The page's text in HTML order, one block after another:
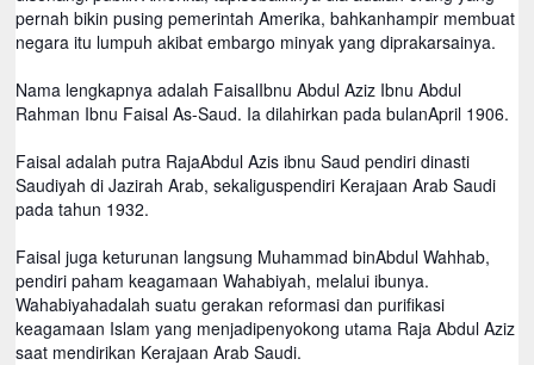
pernah bikin pusing pemerintah Amerika, bahkanhampir membuat
negara itu lumpuh akibat embargo minyak yang diprakarsainya.
Nama lengkapnya adalah FaisalIbnu Abdul Aziz Ibnu Abdul
Rahman Ibnu Faisal As-Saud. Ia dilahirkan pada bulanApril 1906.
Faisal adalah putra RajaAbdul Azis ibnu Saud pendiri dinasti
Saudiyah di Jazirah Arab, sekaliguspendiri Kerajaan Arab Saudi
pada tahun 1932.
Faisal juga keturunan langsung Muhammad binAbdul Wahhab,
pendiri paham keagamaan Wahabiyah, melalui ibunya.
Wahabiyahadalah suatu gerakan reformasi dan purifikasi
keagamaan Islam yang menjadipenyokong utama Raja Abdul Aziz
saat mendirikan Kerajaan Arab Saudi.